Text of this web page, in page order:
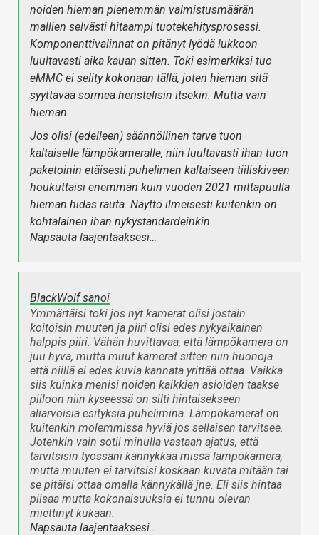
noiden hieman pienemmän valmistusmäärän
mallien selvästi hitaampi tuotekehitysprosessi.
Komponenttivalinnat on pitänyt lyödä lukkoon
luultavasti aika kauan sitten. Toki esimerkiksi tuo
eMMC ei selity kokonaan tällä, joten hieman sitä
syyttävää sormea heristelisin itsekin. Mutta vain
hieman.
Jos olisi (edelleen) säännöllinen tarve tuon
kaltaiselle lämpökameralle, niin luultavasti ihan tuon
paketoinin etäisesti puhelimen kaltaiseen tiiliskiveen
houkuttaisi enemmän kuin vuoden 2021 mittapuulla
hieman hidas rauta. Näyttö ilmeisesti kuitenkin on
kohtalainen ihan nykystandardeinkin.
Napsauta laajentaaksesi…
BlackWolf sanoi
Ymmärtäisi toki jos nyt kamerat olisi jostain
koitoisin muuten ja piiri olisi edes nykyaikainen
halppis piiri. Vähän huvittavaa, että lämpökamera on
juu hyvä, mutta muut kamerat sitten niin huonoja
että niillä ei edes kuvia kannata yrittää ottaa. Vaikka
siis kuinka menisi noiden kaikkien asioiden taakse
piiloon niin kyseessä on silti hintaisekseen
aliarvoisia esityksiä puhelimina. Lämpökamerat on
kuitenkin molemmissa hyviä jos sellaisen tarvitsee.
Jotenkin vain sotii minulla vastaan ajatus, että
tarvitsisin työssäni kännykkää missä lämpökamera,
mutta muuten ei tarvitsisi koskaan kuvata mitään tai
se pitäisi ottaa omalla kännykällä jne. Eli siis hintaa
piisaa mutta kokonaisuuksia ei tunnu olevan
miettinyt kukaan.
Napsauta laajentaaksesi…